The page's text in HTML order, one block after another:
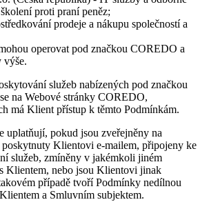
proti praní peněz;
prodeje a nákupu společností a
operovat pod značkou COREDO a
výše.
služeb nabízených pod značkou
na Webové stránky COREDO,
má Klient přístup k těmto Podmínkám.
uplatňují, pokud jsou zveřejněny na
poskytnuty Klientovi e-mailem, připojeny ke
služeb, zmíněny v jakémkoli jiném
Klientem, nebo jsou Klientovi jinak
případě tvoří Podmínky nedílnou
a Smluvním subjektem.